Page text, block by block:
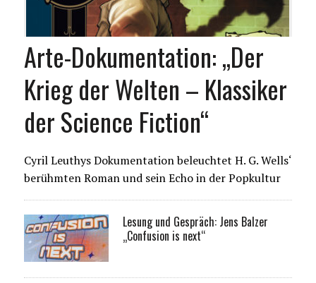
Arte-Dokumentation: „Der
Krieg der Welten – Klassiker
der Science Fiction“
Cyril Leuthys Dokumentation beleuchtet H. G. Wells‘
berühmten Roman und sein Echo in der Popkultur
Lesung und Gespräch: Jens Balzer
„Confusion is next“